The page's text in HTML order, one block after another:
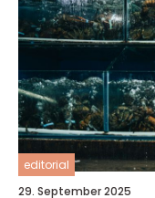
editorial
29. September 2025